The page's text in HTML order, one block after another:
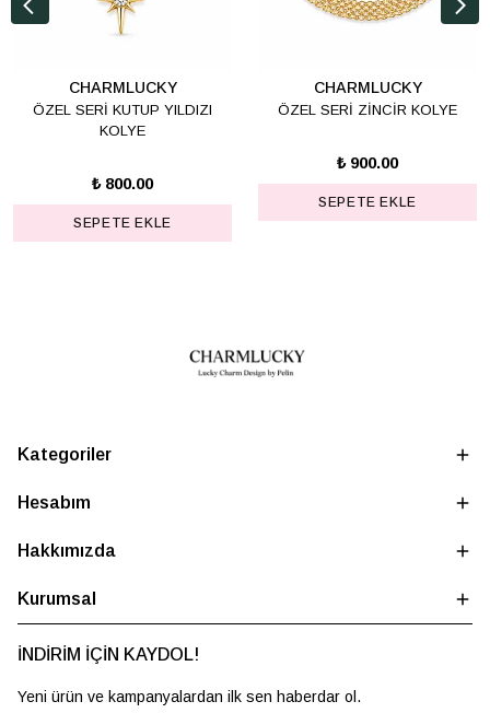
CHARMLUCKY
ÖZEL SERİ KUTUP YILDIZI
KOLYE
₺ 800.00
SEPETE EKLE
CHARMLUCKY
ÖZEL SERİ ZİNCİR KOLYE
₺ 900.00
SEPETE EKLE
Kategoriler
Hesabım
Hakkımızda
Kurumsal
İNDİRİM İÇİN KAYDOL!
Yeni ürün ve kampanyalardan ilk sen haberdar ol.